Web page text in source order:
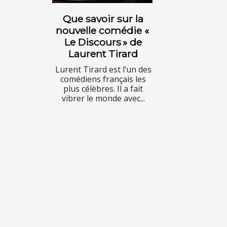
Que savoir sur la
nouvelle comédie «
Le Discours » de
Laurent Tirard
Lurent Tirard est l’un des
comédiens français les
plus célèbres. Il a fait
vibrer le monde avec...